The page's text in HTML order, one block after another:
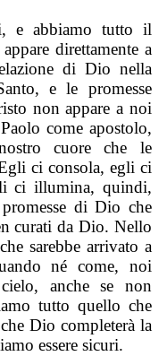
e abbiamo tutto il
direttamente a
di Dio nella
e le promesse
non appare a noi
come apostolo,
cuore che le
ci consola, egli ci
ci illumina, quindi,
di Dio che
curati da Dio. Nello
sarebbe arrivato a
né come, noi
anche se non
tutto quello che
Dio completerà la
essere sicuri.